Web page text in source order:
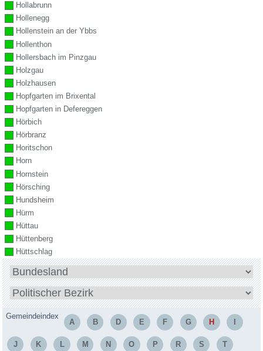
Hollabrunn
Hollenegg
Hollenstein an der Ybbs
Hollenthon
Hollersbach im Pinzgau
Holzgau
Holzhausen
Hopfgarten im Brixental
Hopfgarten in Defereggen
Hörbich
Hörbranz
Horitschon
Horn
Hornstein
Hörsching
Hundsheim
Hürm
Hüttau
Hüttenberg
Hüttschlag
Bundesland
wählen
Bezirk
wählen
Gemeindeindex
A B D E F G H I
J K L M N O P R S T